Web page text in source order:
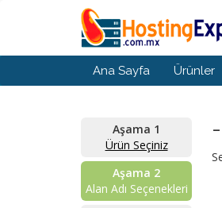
Ana Sayfa Ürünler
Aşama 1
Ürün Seçiniz
Aşama 2
Alan Adı Seçenekleri